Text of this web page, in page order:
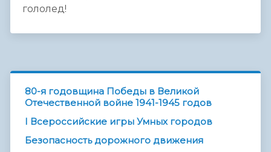
гололед!
80-я годовщина Победы в Великой
Отечественной войне 1941-1945 годов
I Всероссийские игры Умных городов
Безопасность дорожного движения